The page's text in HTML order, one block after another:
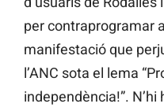
per contraprogramar
manifestació que
l’ANC sota el lema
independència!”. N’hi